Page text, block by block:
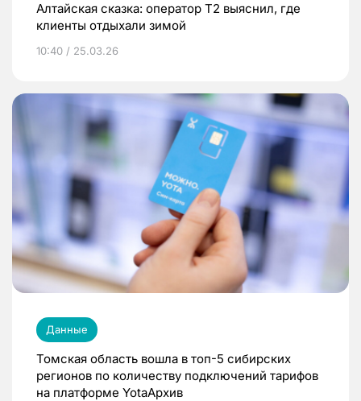
Алтайская сказка: оператор T2 выяснил, где
клиенты отдыхали зимой
10:40 / 25.03.26
Данные
Томская область вошла в топ-5 сибирских
регионов по количеству подключений тарифов
на платформе YotaАрхив